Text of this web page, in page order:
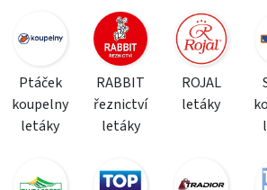
Ptáček
koupelny
letáky
RABBIT
řeznictví
letáky
ROJAL
letáky